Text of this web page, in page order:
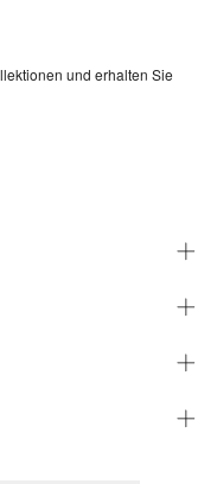
und erhalten Sie